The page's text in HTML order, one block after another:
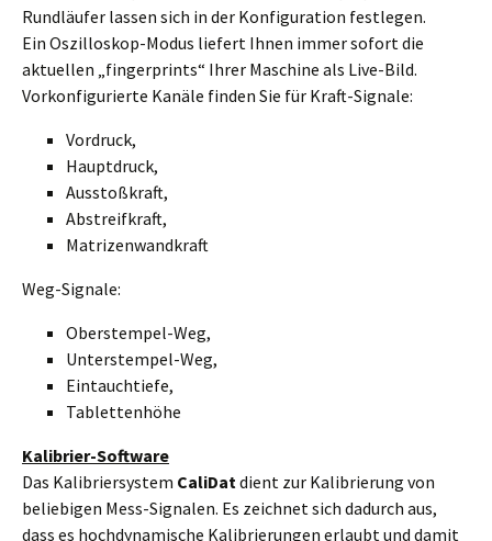
Rundläufer lassen sich in der Konfiguration festlegen.
Ein Oszilloskop-Modus liefert Ihnen immer sofort die
aktuellen „fingerprints“ Ihrer Maschine als Live-Bild.
Vorkonfigurierte Kanäle finden Sie für Kraft-Signale:
Vordruck,
Hauptdruck,
Ausstoßkraft,
Abstreifkraft,
Matrizenwandkraft
Weg-Signale:
Oberstempel-Weg,
Unterstempel-Weg,
Eintauchtiefe,
Tablettenhöhe
Kalibrier-Software
Das Kalibriersystem CaliDatdient zur Kalibrierung von
beliebigen Mess-Signalen. Es zeichnet sich dadurch aus,
dass es hochdynamische Kalibrierungen erlaubt und damit